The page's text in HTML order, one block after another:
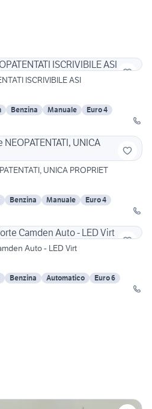
ISCRIVIBILE ASI
Benzina Manuale
Euro 4
UNICA PROPRIET
Benzina Manuale
Euro 4
Auto - LED Virt
Benzina Automatico
Euro 6